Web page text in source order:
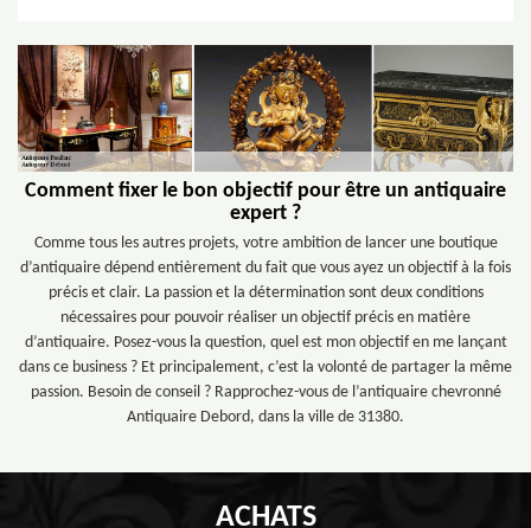
Comment fixer le bon objectif pour être un antiquaire
expert ?
Comme tous les autres projets, votre ambition de lancer une boutique
d’antiquaire dépend entièrement du fait que vous ayez un objectif à la fois
précis et clair. La passion et la détermination sont deux conditions
nécessaires pour pouvoir réaliser un objectif précis en matière
d’antiquaire. Posez-vous la question, quel est mon objectif en me lançant
dans ce business ? Et principalement, c’est la volonté de partager la même
passion. Besoin de conseil ? Rapprochez-vous de l’antiquaire chevronné
Antiquaire Debord, dans la ville de 31380.
ACHATS